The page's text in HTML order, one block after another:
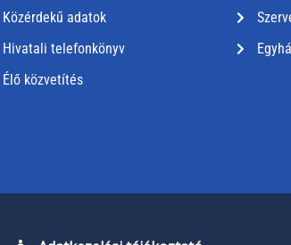
Közérdekű adatok
Hivatali telefonkönyv
Élő közvetítés